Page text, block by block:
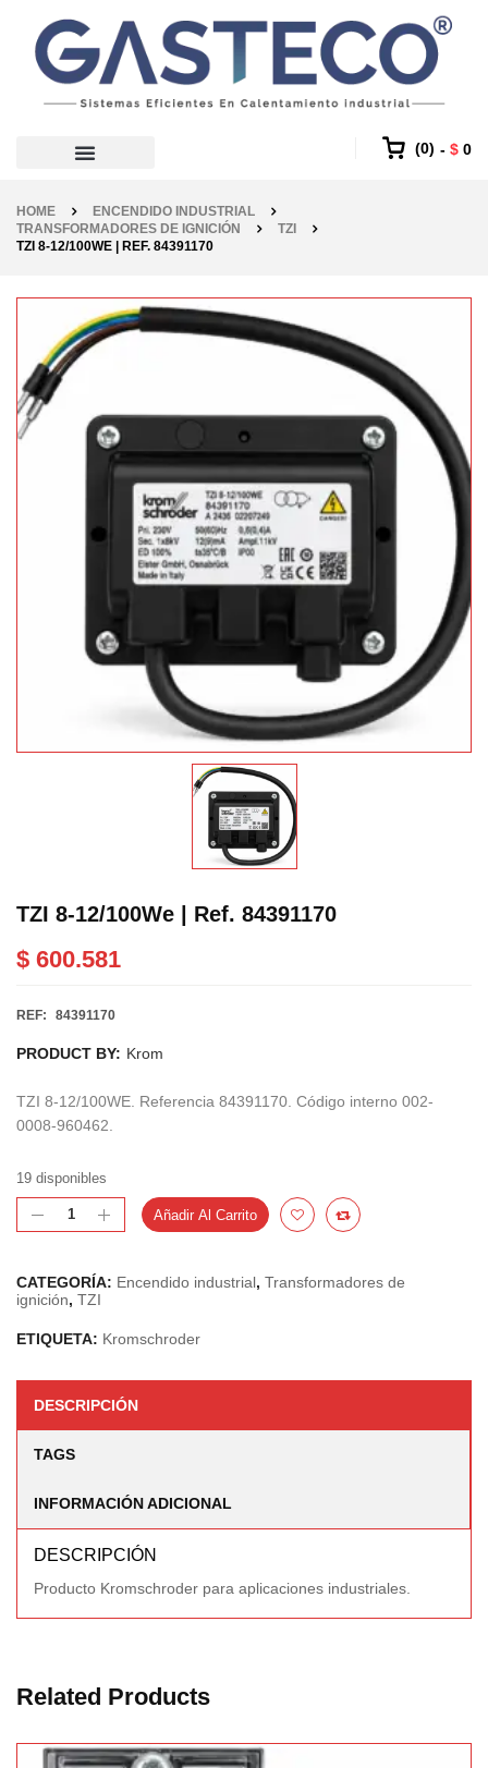
0 $0
HOME
ENCENDIDO INDUSTRIAL
TRANSFORMADORES DE IGNICIÓN
TZI
TZI 8-12/100WE | REF. 84391170
TZI 8-12/100We | Ref. 84391170
$ 600.581
REF: 84391170
PRODUCT BY: Krom
TZI 8-12/100WE. Referencia 84391170. Código interno 002-
0008-960462.
19 disponibles
Añadir Al Carrito
CATEGORÍA: Encendido industrial, Transformadores de
ignición, TZI
ETIQUETA: Kromschroder
DESCRIPCIÓN
TAGS
INFORMACIÓN ADICIONAL
DESCRIPCIÓN
Producto Kromschroder para aplicaciones industriales.
Related Products